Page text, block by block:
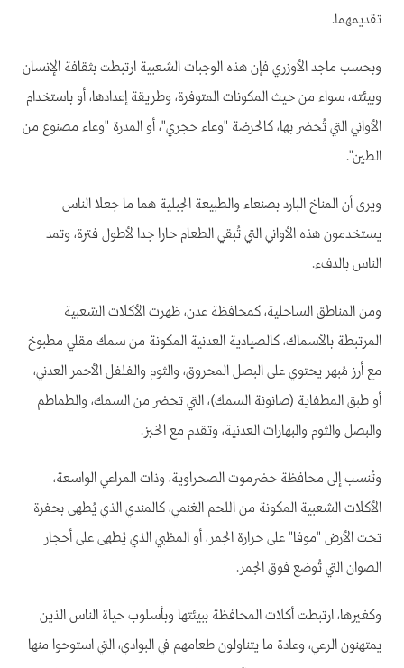
تقديمهما.
وبحسب ماجد الأوزري فإن هذه الوجبات الشعبية ارتبطت بثقافة الإنسان
وبيئته، سواء من حيث المكونات المتوفرة، وطريقة إعدادها، أو باستخدام
الأواني التي تُحضر بها، كالحرضة "وعاء حجري"، أو المدرة "وعاء مصنوع من
الطين".
ويرى أن المناخ البارد بصنعاء والطبيعة الجبلية هما ما جعلا الناس
يستخدمون هذه الأواني التي تُبقي الطعام حارا جدا لأطول فترة، وتمد
الناس بالدفء.
ومن المناطق الساحلية، كمحافظة عدن، ظهرت الأكلات الشعبية
المرتبطة بالأسماك، كالصيادية العدنية المكونة من سمك مقلي مطبوخ
مع أرز مُبهر يحتوي على البصل المحروق، والثوم والفلفل الأحمر العدني،
أو طبق المطفاية (صانونة السمك)، التي تحضر من السمك، والطماطم
والبصل والثوم والبهارات العدنية، وتقدم مع الخبز.
وتُنسب إلى محافظة حضرموت الصحراوية، وذات المراعي الواسعة،
الأكلات الشعبية المكونة من اللحم الغنمي، كالمندي الذي يُطهى بحفرة
تحت الأرض "موفا" على حرارة الجمر، أو المظبي الذي يُطهى على أحجار
الصوان التي تُوضع فوق الجمر.
وكغيرها، ارتبطت أكلات المحافظة ببيئتها وبأسلوب حياة الناس الذين
يمتهنون الرعي، وعادة ما يتناولون طعامهم في البوادي، التي استوحوا منها